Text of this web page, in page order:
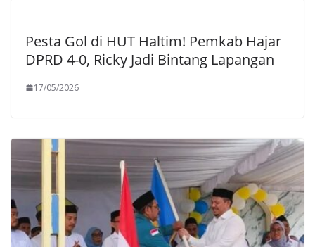
Pesta Gol di HUT Haltim! Pemkab Hajar
DPRD 4-0, Ricky Jadi Bintang Lapangan
17/05/2026